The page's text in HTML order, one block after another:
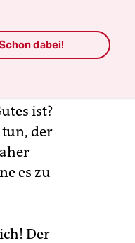
ist?
tun, der
es zu
Der
dabei!